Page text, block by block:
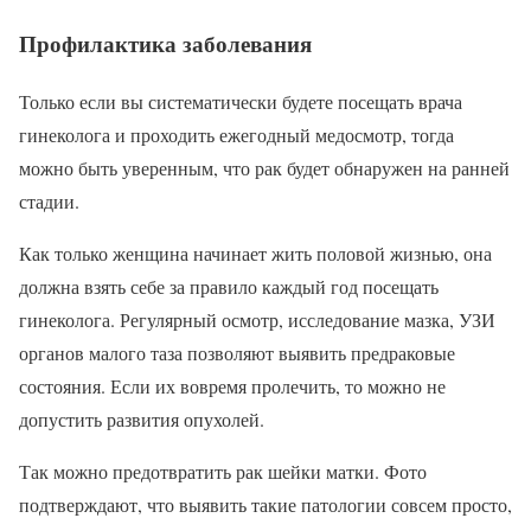
Профилактика заболевания
Только если вы систематически будете посещать врача
гинеколога и проходить ежегодный медосмотр, тогда
можно быть уверенным, что рак будет обнаружен на ранней
стадии.
Как только женщина начинает жить половой жизнью, она
должна взять себе за правило каждый год посещать
гинеколога. Регулярный осмотр, исследование мазка, УЗИ
органов малого таза позволяют выявить предраковые
состояния. Если их вовремя пролечить, то можно не
допустить развития опухолей.
Так можно предотвратить рак шейки матки. Фото
подтверждают, что выявить такие патологии совсем просто,